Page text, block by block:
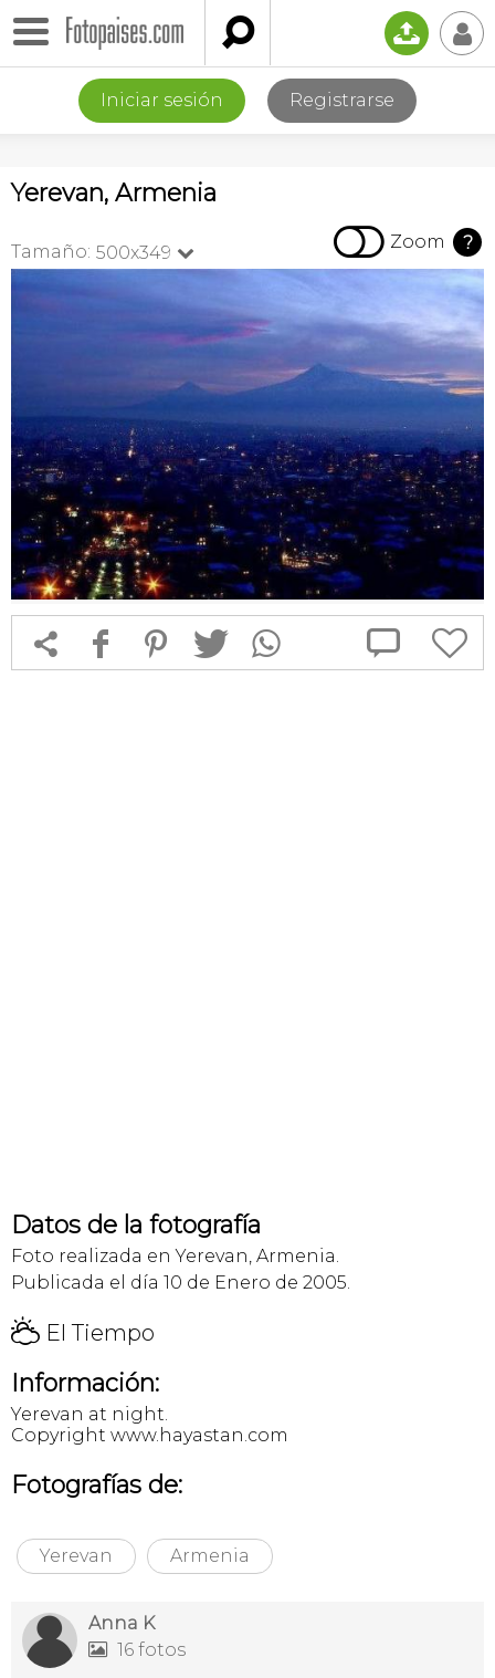
 📤 👤
Iniciar sesión Registrarse
Yerevan, Armenia
Tamaño: 500x349   Zoom ?
 f 1 T  
Datos de la fotografía
Foto realizada en Yerevan, Armenia.
Publicada el día 10 de Enero de 2005.
H El Tiempo
Información:
Yerevan at night.
Copyright www.hayastan.com
Fotografías de:
Yerevan Armenia
Anna K
 16 fotos